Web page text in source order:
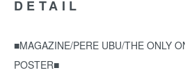
DETAIL
■MAGAZINE/PERE UBU/THE ONLY
POSTER■